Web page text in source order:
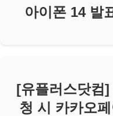
아이폰 14 발
[유플러스닷컴
청 시 카카오